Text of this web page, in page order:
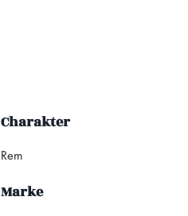
Charakter
Rem
Marke